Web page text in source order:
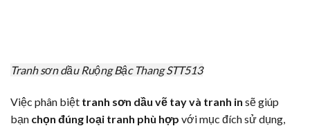
Tranh sơn dầu Ruộng Bậc Thang STT513
Việc phân biệt tranh sơn dầu vẽ tay và tranh in sẽ giúp
bạn chọn đúng loại tranh phù hợp với mục đích sử dụng,